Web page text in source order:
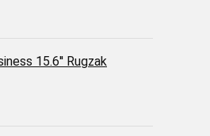
15.6'' Rugzak